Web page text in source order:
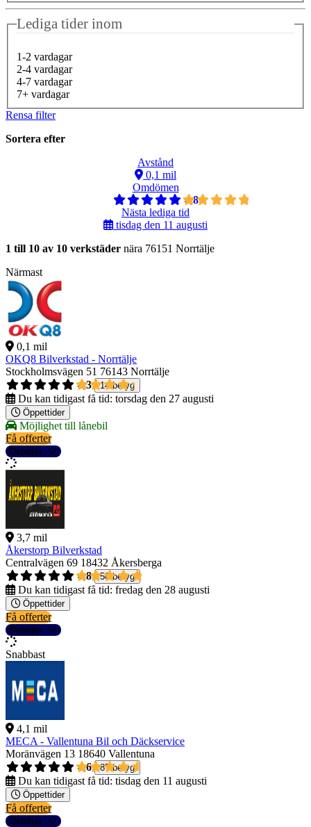
Lediga tider inom
1-2 vardagar
2-4 vardagar
4-7 vardagar
7+ vardagar
Rensa filter
Sortera efter
Avstånd
0,1 mil
Omdömen
4,8
Nästa lediga tid
tisdag den 11 augusti
1 till 10 av 10 verkstäder nära 76151 Norrtälje
Närmast
0,1 mil
OKQ8 Bilverkstad - Norrtälje
Stockholmsvägen 51 76143 Norrtälje
4,3
14 betyg
Du kan tidigast få tid: torsdag den 27 augusti
Öppettider
Möjlighet till lånebil
Få offerter
Detaljer
3,7 mil
Åkerstorp Bilverkstad
Centralvägen 69 18432 Åkersberga
4,8
50 betyg
Du kan tidigast få tid: fredag den 28 augusti
Öppettider
Få offerter
Detaljer
Snabbast
4,1 mil
MECA - Vallentuna Bil och Däckservice
Moränvägen 13 18640 Vallentuna
4,6
87 betyg
Du kan tidigast få tid: tisdag den 11 augusti
Öppettider
Få offerter
Detaljer